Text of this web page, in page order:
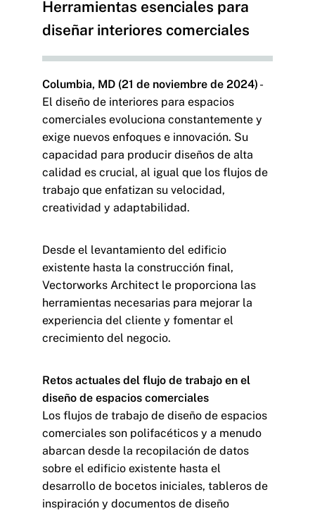
Herramientas esenciales para
diseñar interiores comerciales
Columbia, MD (21 de noviembre de 2024) -
El diseño de interiores para espacios
comerciales evoluciona constantemente y
exige nuevos enfoques e innovación. Su
capacidad para producir diseños de alta
calidad es crucial, al igual que los flujos de
trabajo que enfatizan su velocidad,
creatividad y adaptabilidad.
Desde el levantamiento del edificio
existente hasta la construcción final,
Vectorworks Architect le proporciona las
herramientas necesarias para mejorar la
experiencia del cliente y fomentar el
crecimiento del negocio.
Retos actuales del flujo de trabajo en el
diseño de espacios comerciales
Los flujos de trabajo de diseño de espacios
comerciales son polifacéticos y a menudo
abarcan desde la recopilación de datos
sobre el edificio existente hasta el
desarrollo de bocetos iniciales, tableros de
inspiración y documentos de diseño